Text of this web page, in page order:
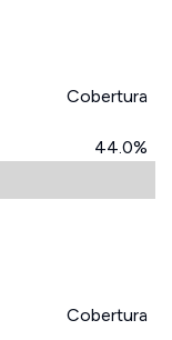
Cobertura
44.0%
Cobertura